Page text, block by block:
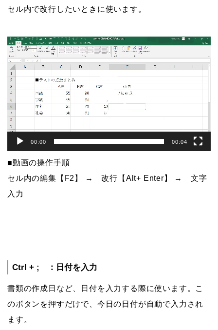
セル内で改行したいときに使います。
動
画
プ
レ
ー
ヤ
ー
00:00 00:04
■動画の操作手順
セル内の編集【F2】 → 改行【Alt+ Enter】 → 文字
入力
Ctrl + ; ：日付を入力
書類の作成日など、日付を入力する際に使います。こ
のボタンを押すだけで、今日の日付が自動で入力され
ます。